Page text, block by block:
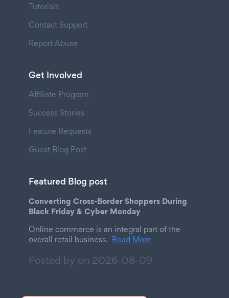
Tutorials
Contact Support
Report Abuse
Get Involved
Affiliate Program
Success Stories
Feature Requests
Guest Blog Post
Featured Blog post
Converting Cross-Border Shoppers During
Black Friday & Cyber Monday
Online commerce is an integral part of the
overall retail business. Read More
Posted by on 2026-08-09